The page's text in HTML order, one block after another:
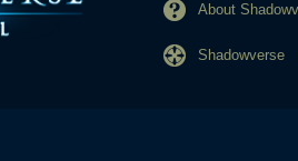
About
Shadowverse